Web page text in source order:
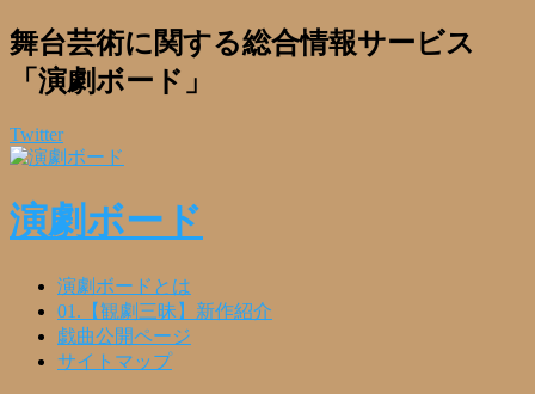
舞台芸術に関する総合情報サービス
「演劇ボード」
Twitter
演劇ボード
演劇ボードとは
01.【観劇三昧】新作紹介
戯曲公開ページ
サイトマップ